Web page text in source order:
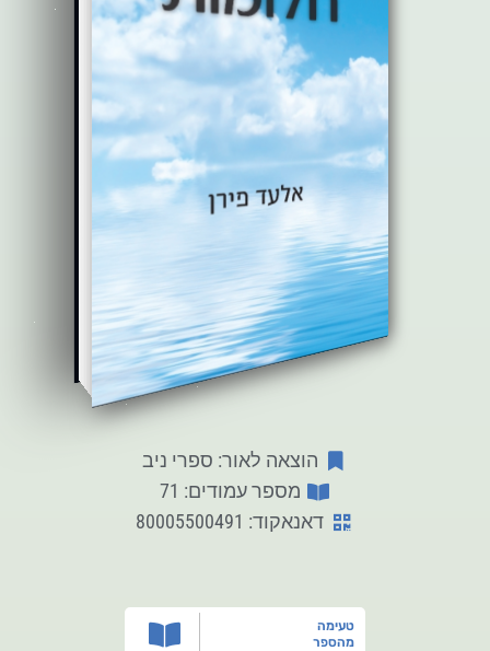
הוצאה לאור: ספרי ניב
מספר עמודים: 71
דאנאקוד: 80005500491
טעימה
מהספר